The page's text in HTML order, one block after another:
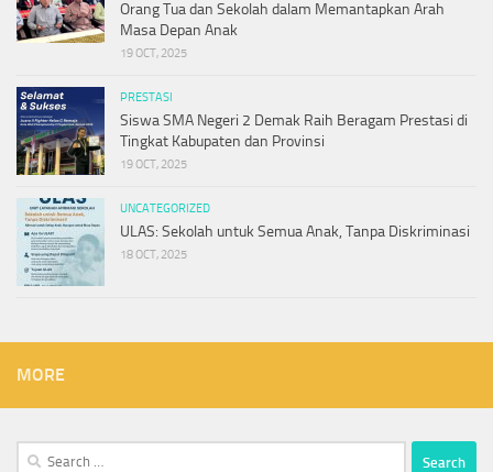
Orang Tua dan Sekolah dalam Memantapkan Arah
Masa Depan Anak
19 OCT, 2025
PRESTASI
Siswa SMA Negeri 2 Demak Raih Beragam Prestasi di
Tingkat Kabupaten dan Provinsi
19 OCT, 2025
UNCATEGORIZED
ULAS: Sekolah untuk Semua Anak, Tanpa Diskriminasi
18 OCT, 2025
MORE
Search